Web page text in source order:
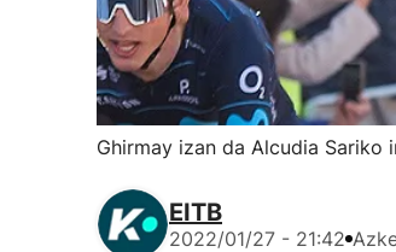
Ghirmay izan da Alcudia Sariko
EITB
2022/01/27 - 21:42